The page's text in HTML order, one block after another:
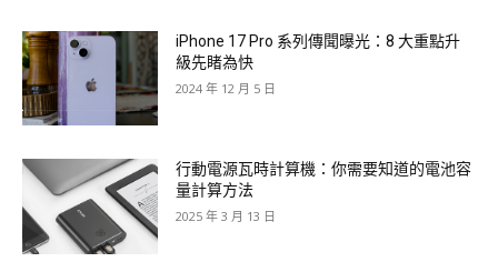
iPhone 17 Pro 系列傳聞曝光：8 大重點升
級先睹為快
2024 年 12 月 5 日
行動電源瓦時計算機：你需要知道的電池容
量計算方法
2025 年 3 月 13 日